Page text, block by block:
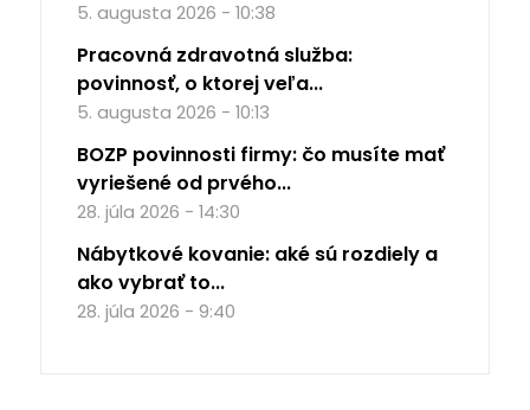
5. augusta 2026 - 10:38
Pracovná zdravotná služba:
povinnosť, o ktorej veľa...
5. augusta 2026 - 10:13
BOZP povinnosti firmy: čo musíte mať
vyriešené od prvého...
28. júla 2026 - 14:30
Nábytkové kovanie: aké sú rozdiely a
ako vybrať to...
28. júla 2026 - 9:40